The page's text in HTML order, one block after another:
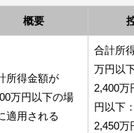
概要
所得金額が
万円以下の場
適用される
合計所
万円以
2,400万
円以下
2,450万